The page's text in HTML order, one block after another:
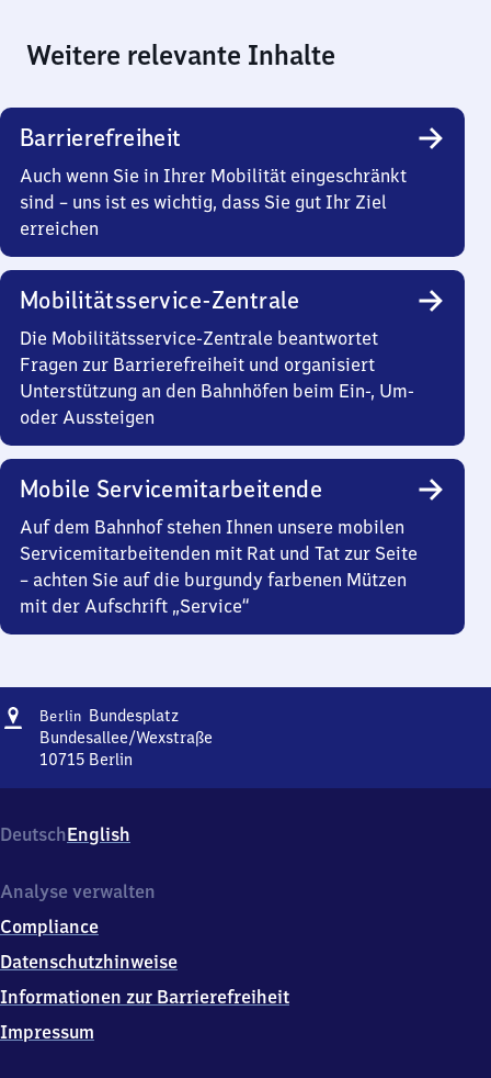
Weitere relevante Inhalte
Barrierefreiheit
Auch wenn Sie in Ihrer Mobilität eingeschränkt
sind – uns ist es wichtig, dass Sie gut Ihr Ziel
erreichen
Mobilitätsservice-Zentrale
Die Mobilitätsservice-Zentrale beantwortet
Fragen zur Barrierefreiheit und organisiert
Unterstützung an den Bahnhöfen beim Ein-, Um-
oder Aussteigen
Mobile Servicemitarbeitende
Auf dem Bahnhof stehen Ihnen unsere mobilen
Servicemitarbeitenden mit Rat und Tat zur Seite
– achten Sie auf die burgundy farbenen Mützen
mit der Aufschrift „Service“
Adresse
Berlin BundesplatzBerlin
Bundesplatz
Bundesallee/Wexstraße
10715 Berlin
Bundesallee/Wexstraße,
1
7
5
Berlin
DeutschEnglish
Analyse verwalten
Compliance
Datenschutzhinweise
Informationen zur Barrierefreiheit
Impressum